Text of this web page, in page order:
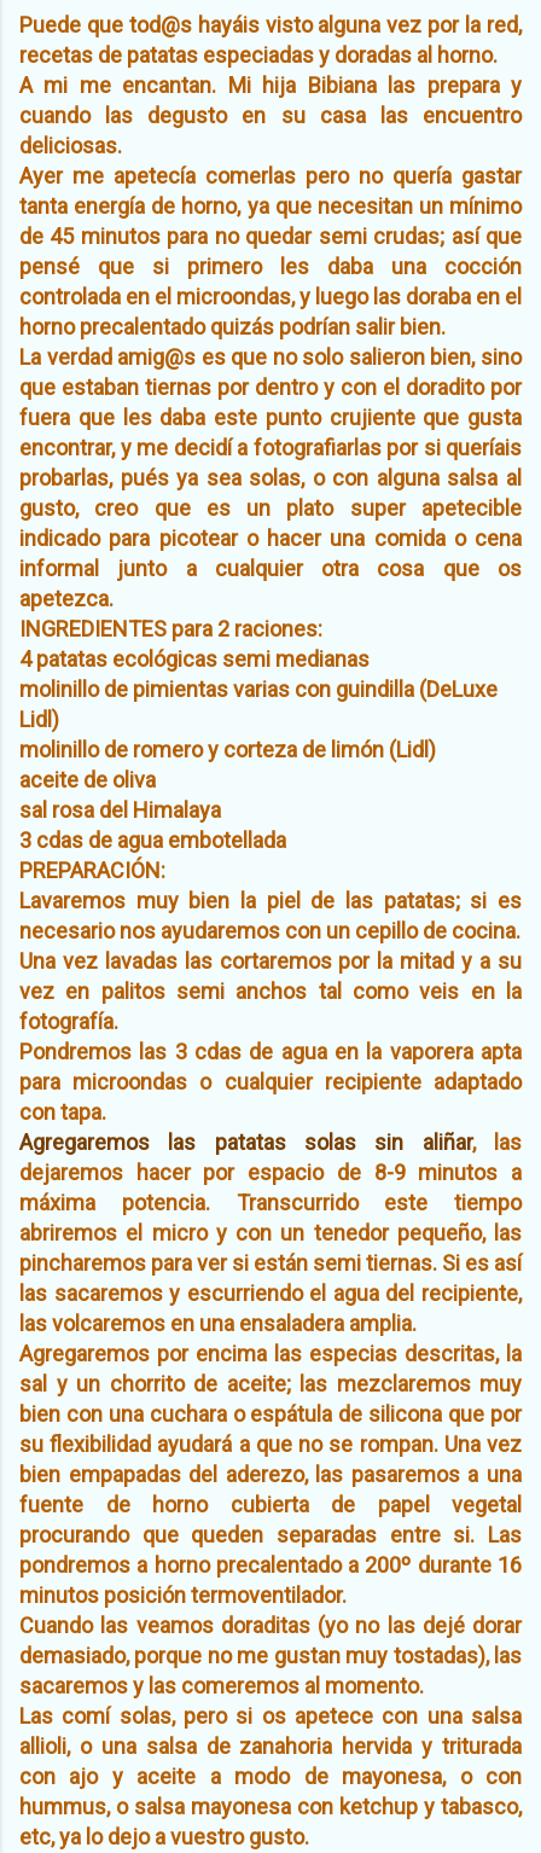
Puede que tod@s hayáis visto alguna vez por la red,
recetas de patatas especiadas y doradas al horno.
A mi me encantan. Mi hija Bibiana las prepara y
cuando las degusto en su casa las encuentro
deliciosas.
Ayer me apetecía comerlas pero no quería gastar
tanta energía de horno, ya que necesitan un mínimo
de 45 minutos para no quedar semi crudas; así que
pensé que si primero les daba una cocción
controlada en el microondas, y luego las doraba en el
horno precalentado quizás podrían salir bien.
La verdad amig@s es que no solo salieron bien, sino
que estaban tiernas por dentro y con el doradito por
fuera que les daba este punto crujiente que gusta
encontrar, y me decidí a fotografiarlas por si queríais
probarlas, pués ya sea solas, o con alguna salsa al
gusto, creo que es un plato super apetecible
indicado para picotear o hacer una comida o cena
informal junto a cualquier otra cosa que os
apetezca.
INGREDIENTES para 2 raciones:
4 patatas ecológicas semi medianas
molinillo de pimientas varias con guindilla (DeLuxe
Lidl)
molinillo de romero y corteza de limón (Lidl)
aceite de oliva
sal rosa del Himalaya
3 cdas de agua embotellada
PREPARACIÓN:
Lavaremos muy bien la piel de las patatas; si es
necesario nos ayudaremos con un cepillo de cocina.
Una vez lavadas las cortaremos por la mitad y a su
vez en palitos semi anchos tal como veis en la
fotografía.
Pondremos las 3 cdas de agua en la vaporera apta
para microondas o cualquier recipiente adaptado
con tapa.
Agregaremos las patatas solas sin aliñar, las
dejaremos hacer por espacio de 8-9 minutos a
máxima potencia. Transcurrido este tiempo
abriremos el micro y con un tenedor pequeño, las
pincharemos para ver si están semi tiernas. Si es así
las sacaremos y escurriendo el agua del recipiente,
las volcaremos en una ensaladera amplia.
Agregaremos por encima las especias descritas, la
sal y un chorrito de aceite; las mezclaremos muy
bien con una cuchara o espátula de silicona que por
su flexibilidad ayudará a que no se rompan. Una vez
bien empapadas del aderezo, las pasaremos a una
fuente de horno cubierta de papel vegetal
procurando que queden separadas entre si. Las
pondremos a horno precalentado a 200º durante 16
minutos posición termoventilador.
Cuando las veamos doraditas (yo no las dejé dorar
demasiado, porque no me gustan muy tostadas), las
sacaremos y las comeremos al momento.
Las comí solas, pero si os apetece con una salsa
allioli, o una salsa de zanahoria hervida y triturada
con ajo y aceite a modo de mayonesa, o con
hummus, o salsa mayonesa con ketchup y tabasco,
etc, ya lo dejo a vuestro gusto.